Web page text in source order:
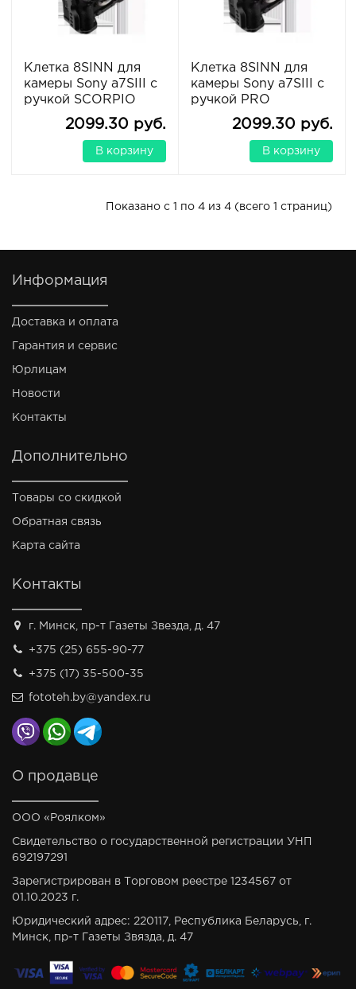
Клетка 8SINN для
камеры Sony a7SIII с
ручкой SCORPIO
2099.30 руб.
В корзину
Клетка 8SINN для
камеры Sony a7SIII с
ручкой PRO
2099.30 руб.
В корзину
Показано с 1 по 4 из 4 (всего 1 страниц)
Информация
Доставка и оплата
Гарантия и сервис
Юрлицам
Новости
Контакты
Дополнительно
Товары со скидкой
Обратная связь
Карта сайта
Контакты
г. Минск, пр-т Газеты Звезда, д. 47
+375 (25) 655-90-77
+375 (17) 35-500-35
fototeh.by@yandex.ru
О продавце
ООО «Роялком»
Свидетельство о государственной регистрации УНП
692197291
Зарегистрирован в Торговом реестре 1234567 от
01.10.2023 г.
Юридический адрес: 220117, Республика Беларусь, г.
Минск, пр-т Газеты Звязда, д. 47